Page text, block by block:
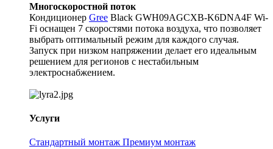
Многоскоростной поток
Кондиционер Gree Black GWH09AGCXB-K6DNA4F Wi-
Fi оснащен 7 скоростями потока воздуха, что позволяет
выбрать оптимальный режим для каждого случая.
Запуск при низком напряжении делает его идеальным
решением для регионов с нестабильным
электроснабжением.
Услуги
Стандартный монтаж Премиум монтаж